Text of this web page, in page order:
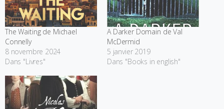
The Waiting de Michael
Connelly
8 novembre 2024
Dans "Livres"
A Darker Domain de Val
McDermid
5 janvier 2019
Dans "Books in english"